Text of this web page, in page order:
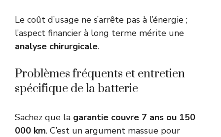
Le coût d’usage ne s’arrête pas à l’énergie ;
l’aspect financier à long terme mérite une
analyse chirurgicale.
Problèmes fréquents et entretien
spécifique de la batterie
Sachez que la garantie couvre 7 ans ou 150
000 km. C’est un argument massue pour